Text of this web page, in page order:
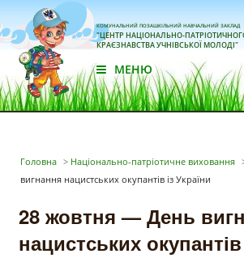
КОМУНАЛЬНИЙ ПОЗАШКІЛЬНИЙ НАВЧАЛЬНИЙ ЗАКЛАД
"ЦЕНТР НАЦІОНАЛЬНО-
КРАЄЗНАВСТВА УЧНІВСЬКОЇ МОЛОДІ"
МЕНЮ
Головна > Національно-патріотичне виховання
вигнання нацистських окупантів із України
28 жовтня — День
нацистських окупантів